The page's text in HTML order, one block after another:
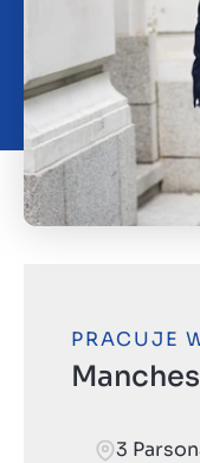
PRACUJE
3